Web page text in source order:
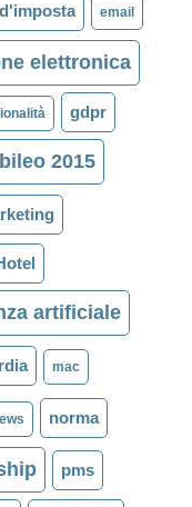
email
elettronica
gdpr
2015
artificiale
mac
norma
pms